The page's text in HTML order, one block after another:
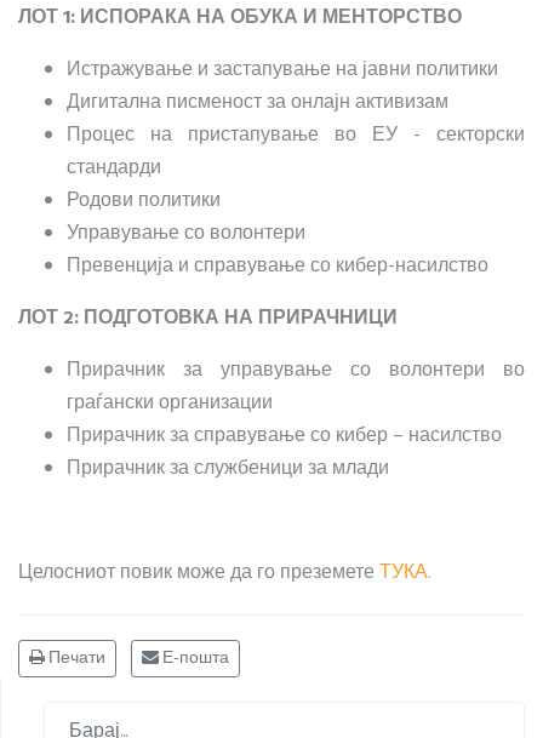
ЛОТ 1: ИСПОРАКА НА ОБУКА И МЕНТОРСТВО
Истражување и застапување на јавни политики
Дигитална писменост за онлајн активизам
Процес на пристапување во ЕУ - секторски
стандарди
Родови политики
Управување со волонтери
Превенција и справување со кибер-насилство
ЛОТ 2: ПОДГОТОВКА НА ПРИРАЧНИЦИ
Прирачник за управување со волонтери во
граѓански организации
Прирачник за справување со кибер – насилство
Прирачник за службеници за млади
Целосниот повик може да го преземетеТУКА.
Печати Е-пошта